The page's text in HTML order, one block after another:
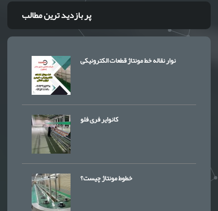
پر بازدید ترین مطالب
نوار نقاله خط مونتاژ قطعات الکترونیکی
کانوایر فری فلو
خطوط مونتاژ چیست؟